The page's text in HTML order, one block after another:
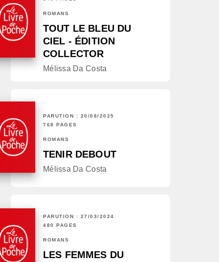
ROMANS
TOUT LE BLEU DU
CIEL - ÉDITION
COLLECTOR
Mélissa Da Costa
PARUTION : 20/08/2025
768 PAGES
ROMANS
TENIR DEBOUT
Mélissa Da Costa
PARUTION : 27/03/2024
480 PAGES
ROMANS
LES FEMMES DU